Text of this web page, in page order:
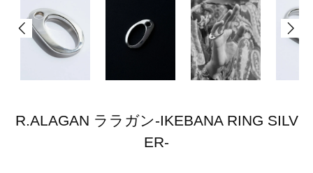
R.ALAGAN ララガン-IKEBANA RING SILV
ER-